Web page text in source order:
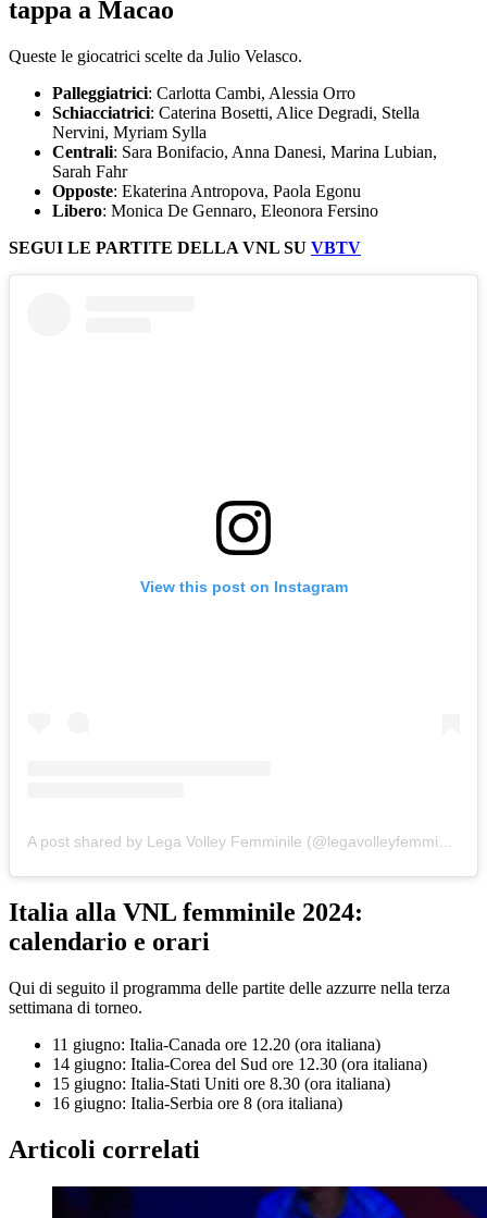
tappa a Macao
Queste le giocatrici scelte da Julio Velasco.
Palleggiatrici: Carlotta Cambi, Alessia Orro
Schiacciatrici: Caterina Bosetti, Alice Degradi, Stella
Nervini, Myriam Sylla
Centrali: Sara Bonifacio, Anna Danesi, Marina Lubian,
Sarah Fahr
Opposte: Ekaterina Antropova, Paola Egonu
Libero: Monica De Gennaro, Eleonora Fersino
SEGUI LE PARTITE DELLA VNL SU VBTV
View this post on Instagram
A post shared by Lega Volley Femminile (@legavolleyfemminile)
Italia alla VNL femminile 2024:
calendario e orari
Qui di seguito il programma delle partite delle azzurre nella terza
settimana di torneo.
11 giugno: Italia-Canada ore 12.20 (ora italiana)
14 giugno: Italia-Corea del Sud ore 12.30 (ora italiana)
15 giugno: Italia-Stati Uniti ore 8.30 (ora italiana)
16 giugno: Italia-Serbia ore 8 (ora italiana)
Articoli correlati